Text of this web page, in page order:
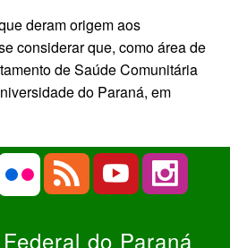
deram origem aos
considerar que, como área de
de Saúde Comunitária
do Paraná, em
do Paraná